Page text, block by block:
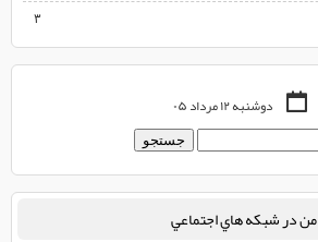
دوشنبه ۱۲ مرداد ۰۵
من در شبكه هاي اجتماعي